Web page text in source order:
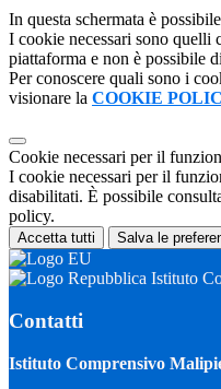
In questa schermata è
I cookie necessari sono quelli
piattaforma e non è possibile
Per conoscere quali sono i
visionare la COOKIE
Cookie necessari per il
I cookie necessari per il
disabilitati. È possibile
policy.
Accetta tutti Salva le
Istituto
Contatti
Istituto Comprensivo